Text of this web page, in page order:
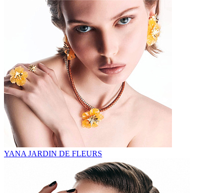
YANA JARDIN DE FLEURS